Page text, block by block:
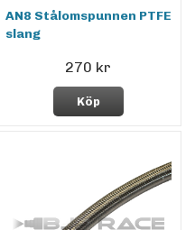
AN8 Stålomspunnen PTFE
slang
270 kr
Köp